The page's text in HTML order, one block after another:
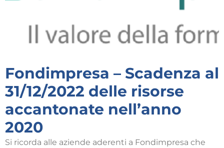
Fondimpresa – Scadenza al
31/12/2022 delle risorse
accantonate nell’anno
2020
Si ricorda alle aziende aderenti a Fondimpresa che